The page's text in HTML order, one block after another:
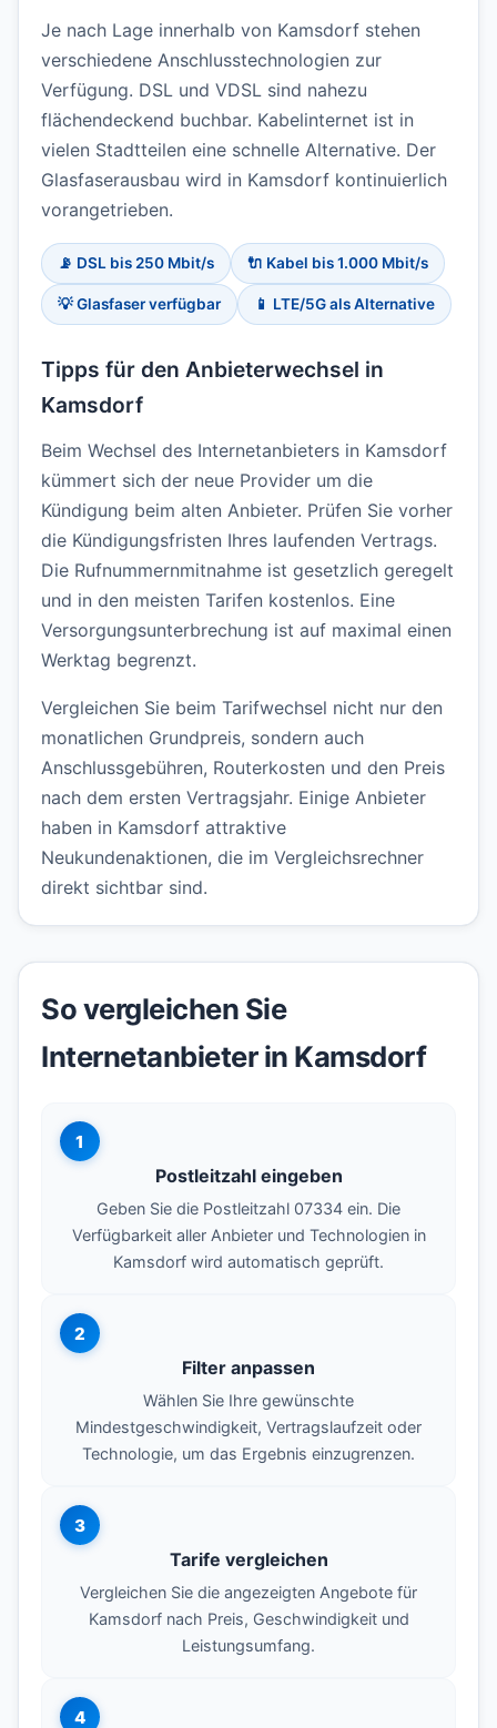
Je nach Lage innerhalb von Kamsdorf stehen
verschiedene Anschlusstechnologien zur
Verfügung. DSL und VDSL sind nahezu
flächendeckend buchbar. Kabelinternet ist in
vielen Stadtteilen eine schnelle Alternative. Der
Glasfaserausbau wird in Kamsdorf kontinuierlich
vorangetrieben.
📡 DSL bis 250 Mbit/s 🔌 Kabel bis 1.000 Mbit/s
💡 Glasfaser verfügbar 📱 LTE/5G als Alternative
Tipps für den Anbieterwechsel in
Kamsdorf
Beim Wechsel des Internetanbieters in Kamsdorf
kümmert sich der neue Provider um die
Kündigung beim alten Anbieter. Prüfen Sie vorher
die Kündigungsfristen Ihres laufenden Vertrags.
Die Rufnummernmitnahme ist gesetzlich geregelt
und in den meisten Tarifen kostenlos. Eine
Versorgungsunterbrechung ist auf maximal einen
Werktag begrenzt.
Vergleichen Sie beim Tarifwechsel nicht nur den
monatlichen Grundpreis, sondern auch
Anschlussgebühren, Routerkosten und den Preis
nach dem ersten Vertragsjahr. Einige Anbieter
haben in Kamsdorf attraktive
Neukundenaktionen, die im Vergleichsrechner
direkt sichtbar sind.
So vergleichen Sie
Internetanbieter in Kamsdorf
1
Postleitzahl eingeben
Geben Sie die Postleitzahl 07334 ein. Die
Verfügbarkeit aller Anbieter und Technologien in
Kamsdorf wird automatisch geprüft.
2
Filter anpassen
Wählen Sie Ihre gewünschte
Mindestgeschwindigkeit, Vertragslaufzeit oder
Technologie, um das Ergebnis einzugrenzen.
3
Tarife vergleichen
Vergleichen Sie die angezeigten Angebote für
Kamsdorf nach Preis, Geschwindigkeit und
Leistungsumfang.
4